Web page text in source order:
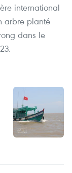
international
arbre planté
dans le